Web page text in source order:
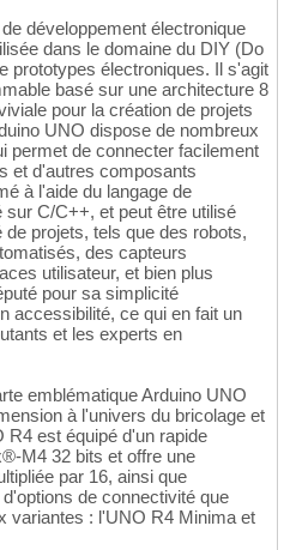
développement électronique
dans le domaine du DIY (Do
prototypes électroniques. Il s'agit
basé sur une architecture 8
pour la création de projets
UNO dispose de nombreux
permet de connecter facilement
et d'autres composants
à l'aide du langage de
sur C/C++, et peut être utilisé
projets, tels que des robots,
des capteurs
utilisateur, et bien plus
pour sa simplicité
accessibilité, ce qui en fait un
et les experts en
emblématique Arduino UNO
à l'univers du bricolage et
R4 est équipé d'un rapide
M4 32 bits et offre une
par 16, ainsi que
de connectivité que
variantes : l'UNO R4 Minima et